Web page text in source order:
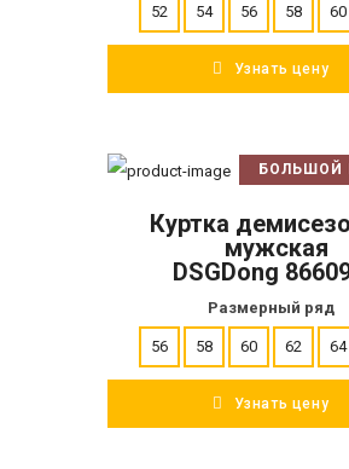
52 54 56 58 60
Узнать цену
БОЛЬШОЙ
ПОДРОБНЕЕ
В корзину
Куртка
мужская
DSGDong
Размерный ряд
56 58 60 62 64
Узнать цену